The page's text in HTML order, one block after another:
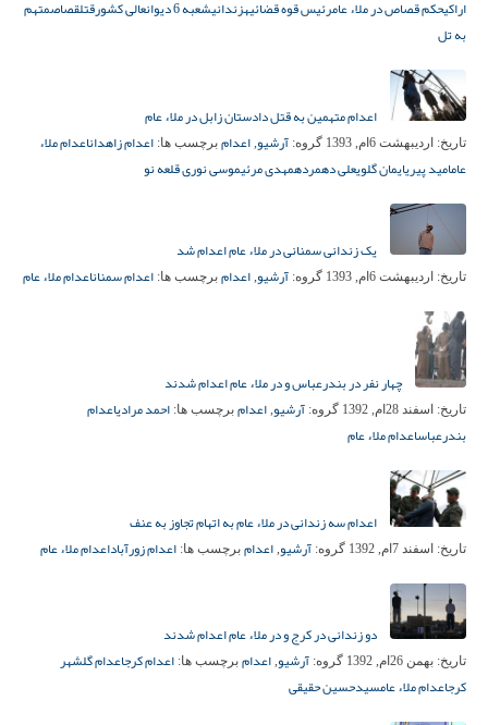
اراکیحکم قصاص در ملاء عامرئیس قوه قضائیهزندانیشعبه 6 دیوانعالی کشور قتلقصاصمتهم
به تل
اعدام متهمین به قتل دادستان زابل در ملاء عام
تاریخ: اردیبهشت 6ام, 1393 گروه: آرشیو, اعدام برچسب ها: اعدام زاهداناعدام ملاء
عامامید پیریایمان گلویعلی دهمردهمهدی مرئیموسی نوری قلعه نو
یک زندانی سمنانی در ملاء عام اعدام شد
تاریخ: اردیبهشت 6ام, 1393 گروه: آرشیو, اعدام برچسب ها: اعدام سمناناعدام ملاء عام
چهار نفر در بندرعباس و در ملاء عام اعدام شدند
تاریخ: اسفند 28ام, 1392 گروه: آرشیو, اعدام برچسب ها: احمد مرادیاعدام
بندرعباساعدام ملاء عام
اعدام سه زندانی در ملاء عام به اتهام تجاوز به عنف
تاریخ: اسفند 7ام, 1392 گروه: آرشیو, اعدام برچسب ها: اعدام زورآباداعدام ملاء عام
دو زندانی در کرج و در ملاء عام اعدام شدند
تاریخ: بهمن 26ام, 1392 گروه: آرشیو, اعدام برچسب ها: اعدام کرجاعدام گلشهر
کرجاعدام ملاء عامسیدحسین حقیقی